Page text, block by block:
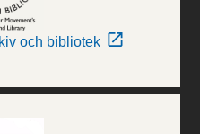
och bibliotek